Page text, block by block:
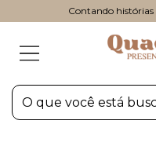
Contando histórias